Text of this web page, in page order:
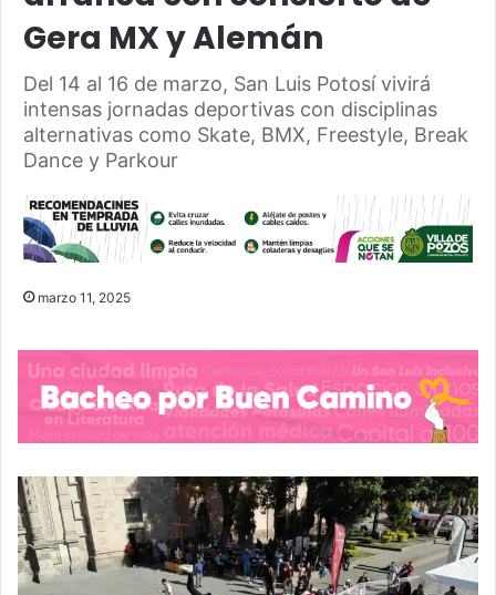
Gera MX y Alemán
Del 14 al 16 de marzo, San Luis Potosí vivirá
intensas jornadas deportivas con disciplinas
alternativas como Skate, BMX, Freestyle, Break
Dance y Parkour
marzo 11, 2025